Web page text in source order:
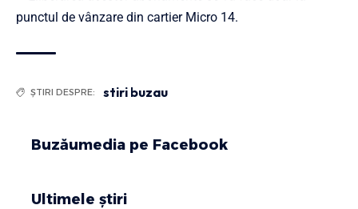
punctul de vânzare din cartier Micro 14.
ȘTIRI DESPRE: stiri buzau
Buzăumedia pe Facebook
Ultimele știri